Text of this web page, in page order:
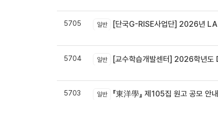
5705 일반 [단국G-RISE사업단] 2026년
5704 일반 [교수학습개발센터] 2026학년도
5703 일반 『東洋學』 제105집 원고 공모 안내 / 『東洋